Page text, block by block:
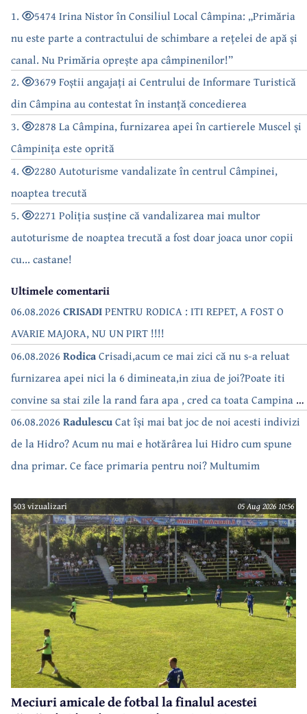
1.
5474 Irina Nistor în Consiliul Local Câmpina: „Primăria
nu este parte a contractului de schimbare a rețelei de apă și
canal. Nu Primăria oprește apa câmpinenilor!”
2.
3679 Foștii angajați ai Centrului de Informare Turistică
din Câmpina au contestat în instanță concedierea
3.
2878 La Câmpina, furnizarea apei în cartierele Muscel și
Câmpinița este oprită
4.
2280 Autoturisme vandalizate în centrul Câmpinei,
noaptea trecută
5.
2271 Poliția susține că vandalizarea mai multor
autoturisme de noaptea trecută a fost doar joaca unor copii
cu... castane!
Ultimele comentarii
06.08.2026 CRISADIPENTRU RODICA : ITI REPET, A FOST O
AVARIE MAJORA, NU UN PIRT !!!!
06.08.2026 RodicaCrisadi,acum ce mai zici că nu s-a reluat
furnizarea apei nici la 6 dimineata,in ziua de joi?Poate iti
convine sa stai zile la rand fara apa , cred ca toata Campina s-
a săturat de cate ori se tot oprește apa!!
06.08.2026 RadulescuCat își mai bat joc de noi acesti indivizi
de la Hidro? Acum nu mai e hotărârea lui Hidro cum spune
dna primar. Ce face primaria pentru noi? Multumim
503 vizualizari 05 Aug 2026 10:56
Meciuri amicale de fotbal la finalul acestei